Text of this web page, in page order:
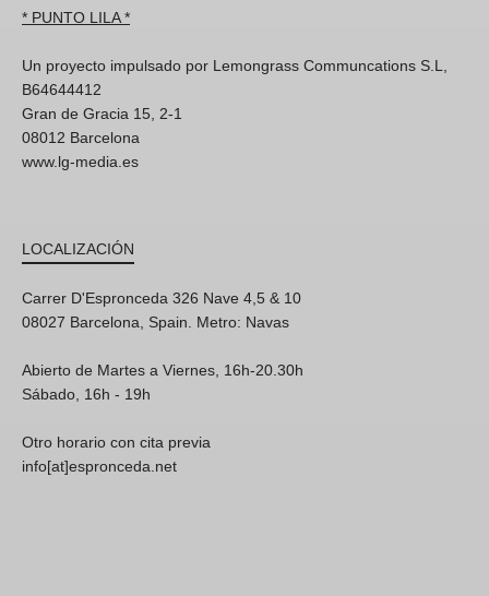
* PUNTO LILA *
Un proyecto impulsado por Lemongrass Communcations S.L,
B64644412
Gran de Gracia 15, 2-1
08012 Barcelona
www.lg-media.es
LOCALIZACIÓN
Carrer D'Espronceda 326 Nave 4,5 & 10
08027 Barcelona, Spain. Metro: Navas
Abierto de Martes a Viernes, 16h-20.30h
Sábado, 16h - 19h
Otro horario con cita previa
info[at]espronceda.net